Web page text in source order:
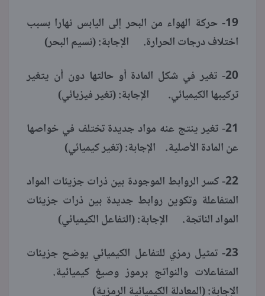
19- حركة الهواء من البحر إلى اليابس نهارا بسبب
اختلاف درجات الحرارة. الإجابة: (نسيم البحر)
20- تغير في شكل المادة أو حالتها دون أن يتغير
تركيبها الكيميائي. الإجابة: (تغير فيزيائي)
21- تغير ينتج عنه مواد جديدة تختلف في خواصها
عن المادة الأصلية. الإجابة: (تغير كيميائي)
22- كسر الروابط الموجودة بين ذرات جزيئات المواد
المتفاعلة وتكوين روابط جديدة بين ذرات جزيئات
المواد الناتجة. الإجابة: (التفاعل الكيميائي)
23- تمثيل رمزي للتفاعل الكيميائي يوضح جزيئات
المتفاعلات والنواتج برموز وصيغ كيميائية.
الإجابة: (المعادلة الكيميائية الرمزية)